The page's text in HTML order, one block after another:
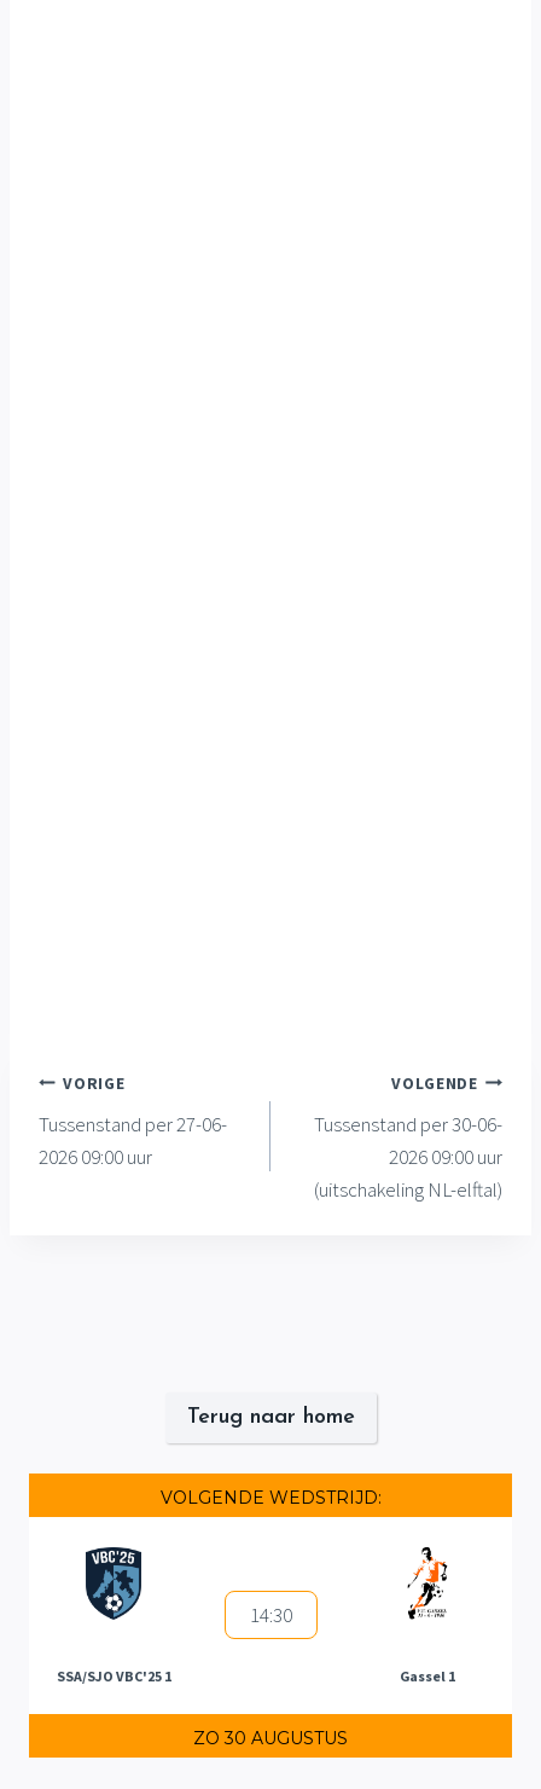
Bericht
navigatie
VORIGE
Tussenstand per 27-06-
2026 09:00 uur
VOLGENDE
Tussenstand per 30-06-
2026 09:00 uur
(uitschakeling NL-elftal)
Terug naar home
VOLGENDE WEDSTRIJD:
SSA/SJO VBC'25 1
14:30
Gassel 1
ZO 30 AUGUSTUS